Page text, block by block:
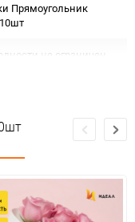
Прямоугольник
не ограничен
декларации о
условий не требует